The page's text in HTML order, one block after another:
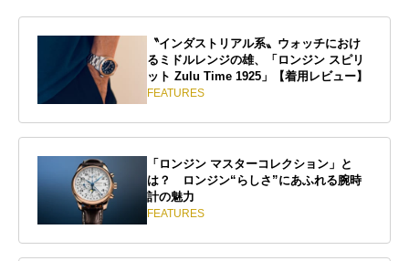
〝インダストリアル系〟ウォッチにおけ
るミドルレンジの雄、「ロンジン スピリ
ット Zulu Time 1925」【着用レビュー】
FEATURES
「ロンジン マスターコレクション」と
は？ ロンジン“らしさ”にあふれる腕時
計の魅力
FEATURES